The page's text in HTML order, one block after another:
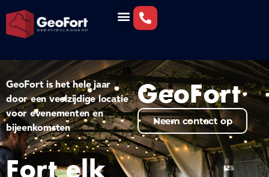
GeoFort is het hele jaar
door een veelzijdige locatie
voor evenementen en
bijeenkomsten
Fort elk
GeoFort
Neem contact op